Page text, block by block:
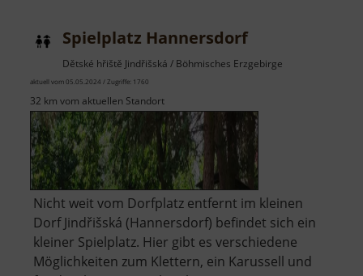
Spielplatz Hannersdorf
Dětské hřiště Jindřišská / Böhmisches Erzgebirge
aktuell vom 05.05.2024 / Zugriffe: 1760
32 km vom aktuellen Standort
Nicht weit vom Dorfplatz entfernt im kleinen
Dorf Jindřišská (Hannersdorf) befindet sich ein
kleiner Spielplatz. Hier gibt es verschiedene
Möglichkeiten zum Klettern, ein Karussell und